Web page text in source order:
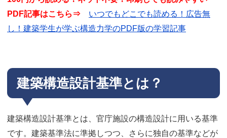
PDF記事はこちら⇒ いつでもどこでも読める！広告無
し！建築学生が学ぶ構造力学のPDF版の学習記事
建築構造設計基準とは？
建築構造設計基準とは、官庁施設の構造設計に用いる基準
です。建築基準法に準拠しつつ、さらに独自の基準などが